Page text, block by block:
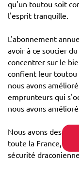
qu'un toutou soit
l'esprit tranquille.
L'abonnement
avoir à ce soucier
concentrer sur le
confient leur toutou
nous avons
emprunteurs qui
nous avons
Nous avons des
toute la France, et
sécurité